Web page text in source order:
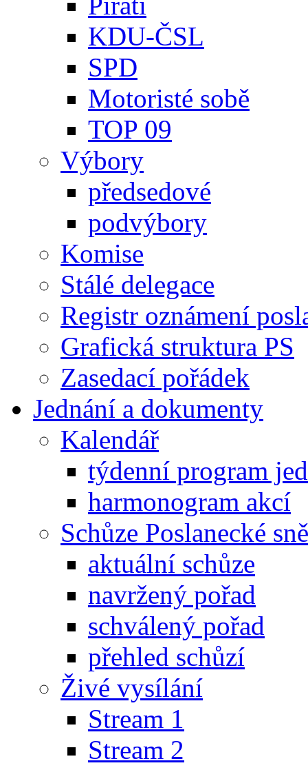
KDU-ČSL
SPD
Motoristé sobě
TOP 09
Výbory
předsedové
podvýbory
Komise
Stálé delegace
Registr oznámení
Grafická struktura PS
Zasedací pořádek
Jednání a dokumenty
Kalendář
týdenní program
harmonogram akcí
Schůze Poslanecké
aktuální schůze
navržený pořad
schválený pořad
přehled schůzí
Živé vysílání
Stream 1
Stream 2